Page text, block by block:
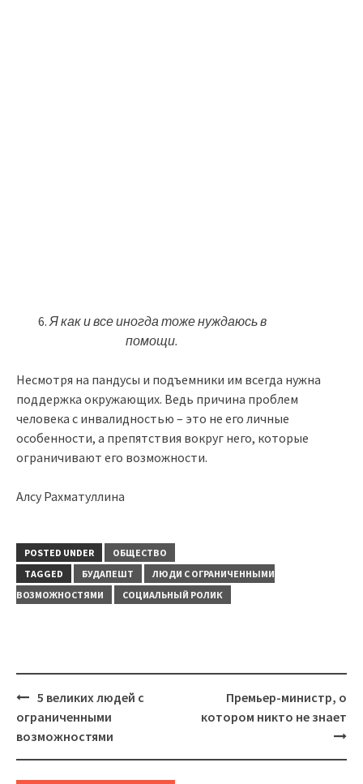
6. Я как и все иногда тоже нуждаюсь в
помощи.
Несмотря на пандусы и подъемники им всегда нужна
поддержка окружающих. Ведь причина проблем
человека с инвалидностью – это не его личные
особенности, а препятствия вокруг него, которые
ограничивают его возможности.
Алсу Рахматуллина
POSTED UNDER
ОБЩЕСТВО
TAGGED
БУДАПЕШТ
ЛЮДИ С ОГРАНИЧЕННЫМИ
ВОЗМОЖНОСТЯМИ
СОЦИАЛЬНЫЙ РОЛИК
Post
navigation
5 великих людей с
ограниченными
возможностями
Премьер-министр, о
котором никто не знает